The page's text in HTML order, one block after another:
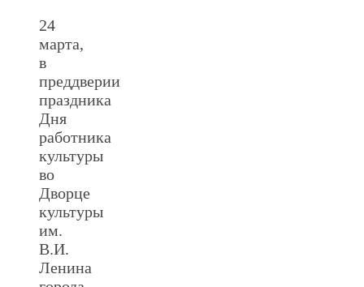
24
марта,
в
преддверии
праздника
Дня
работника
культуры
во
Дворце
культуры
им.
В.И.
Ленина